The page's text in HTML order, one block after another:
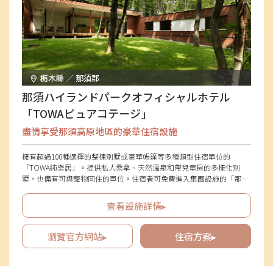
栃木縣 ／ 那須郡
那須ハイランドパークオフィシャルホテル
「TOWAピュアコテージ」
盡情享受那須高原地區的豪華住宿設施
擁有超過100種選擇的整棟別墅或豪華帳篷等多種類型住宿單位的
「TOWA純樂居」。提供私人桑拿、天然溫泉和帶兒童房的多樣化別
墅，也備有可與寵物同住的單位。住宿者可免費進入集團設施的「那須
個充滿遊玩、美食和悠閒休息的住宿設施。
查看設施詳情▸
瀏覽官方網站▸ 住宿方案▸